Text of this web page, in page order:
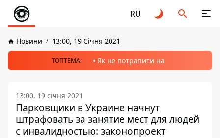
RU
Новини 13:00, 19 Січня 2021
ТОПТЕМА: Як не потрапити на
13:00, 19 січня 2021
Парковщики в Украине начнут
штрафовать за занятие мест для людей
с инвалидностью: законопроект